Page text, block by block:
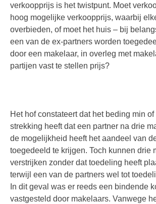
verkoopprijs is het twistpunt. Moet
hoog mogelijke verkoopprijs, waarbij
overbieden, of moet het huis – bij
een van de ex-partners worden
door een makelaar, in overleg met
partijen vast te stellen prijs?
Het hof constateert dat het beding min
strekking heeft dat een partner na drie
de mogelijkheid heeft het aandeel van
toegedeeld te krijgen. Toch kunnen drie
verstrijken zonder dat toedeling heeft
terwijl een van de partners wel tot
In dit geval was er reeds een bindende
vastgesteld door makelaars. Vanwege